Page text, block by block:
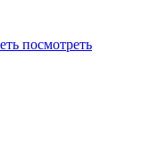
посмотреть